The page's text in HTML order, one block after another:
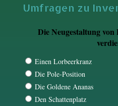
Umfragen zu
Die Neugestaltung
Einen Lorbeerkranz
Die Pole-Position
Die Goldene Ananas
Den Schattenplatz